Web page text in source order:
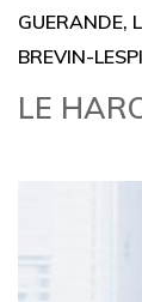
GUERANDE,
BREVIN-
LE